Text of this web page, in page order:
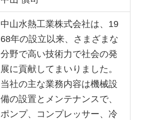
中山水熱工業株式会社は、19
68年の設立以来、さまざまな
分野で高い技術力で社会の発
展に貢献してまいりました。
当社の主な業務内容は機械設
備の設置とメンテナンスで、
ポンプ、コンプレッサー、冷